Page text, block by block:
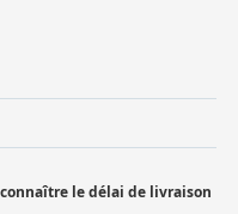
le délai de livraison